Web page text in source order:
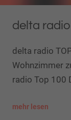
delta
delta radio
Wohnzimmer
radio Top 100
mehr lesen